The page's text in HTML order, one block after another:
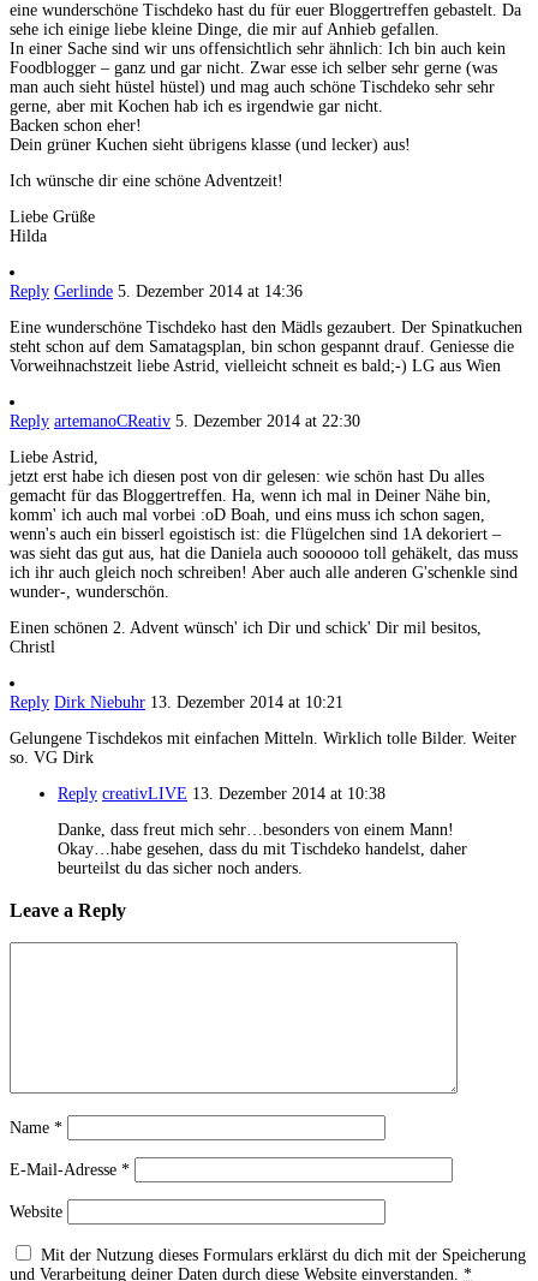
eine wunderschöne Tischdeko hast du für euer Bloggertreffen gebastelt. Da
sehe ich einige liebe kleine Dinge, die mir auf Anhieb gefallen.
In einer Sache sind wir uns offensichtlich sehr ähnlich: Ich bin auch kein
Foodblogger – ganz und gar nicht. Zwar esse ich selber sehr gerne (was
man auch sieht hüstel hüstel) und mag auch schöne Tischdeko sehr sehr
gerne, aber mit Kochen hab ich es irgendwie gar nicht.
Backen schon eher!
Dein grüner Kuchen sieht übrigens klasse (und lecker) aus!
Ich wünsche dir eine schöne Adventzeit!
Liebe Grüße
Hilda
Reply Gerlinde 5. Dezember 2014 at 14:36
Eine wunderschöne Tischdeko hast den Mädls gezaubert. Der Spinatkuchen
steht schon auf dem Samatagsplan, bin schon gespannt drauf. Geniesse die
Vorweihnachstzeit liebe Astrid, vielleicht schneit es bald;-) LG aus Wien
Reply artemanoCReativ 5. Dezember 2014 at 22:30
Liebe Astrid,
jetzt erst habe ich diesen post von dir gelesen: wie schön hast Du alles
gemacht für das Bloggertreffen. Ha, wenn ich mal in Deiner Nähe bin,
komm' ich auch mal vorbei :oD Boah, und eins muss ich schon sagen,
wenn's auch ein bisserl egoistisch ist: die Flügelchen sind 1A dekoriert –
was sieht das gut aus, hat die Daniela auch soooooo toll gehäkelt, das muss
ich ihr auch gleich noch schreiben! Aber auch alle anderen G'schenkle sind
wunder-, wunderschön.
Einen schönen 2. Advent wünsch' ich Dir und schick' Dir mil besitos,
Christl
Reply Dirk Niebuhr 13. Dezember 2014 at 10:21
Gelungene Tischdekos mit einfachen Mitteln. Wirklich tolle Bilder. Weiter
so. VG Dirk
Reply creativLIVE 13. Dezember 2014 at 10:38
Danke, dass freut mich sehr…besonders von einem Mann!
Okay…habe gesehen, dass du mit Tischdeko handelst, daher
beurteilst du das sicher noch anders.
Leave a Reply
Name *
E-Mail-Adresse *
Website
Mit der Nutzung dieses Formulars erklärst du dich mit der Speicherung
und Verarbeitung deiner Daten durch diese Website einverstanden. *